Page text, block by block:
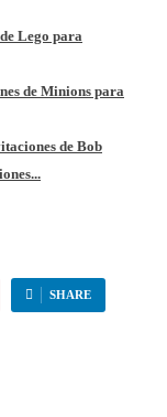
Lego para
de Minions para
de Bob
SHARE